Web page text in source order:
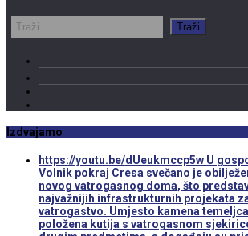
Izdvajamo
https://youtu.be/dUeukmccp5w U
Volnik pokraj Cresa svečano je
novog vatrogasnog doma, što
najvažnijih infrastrukturnih projekata
vatrogastvo. Umjesto kamena
položena kutija s vatrogasnom